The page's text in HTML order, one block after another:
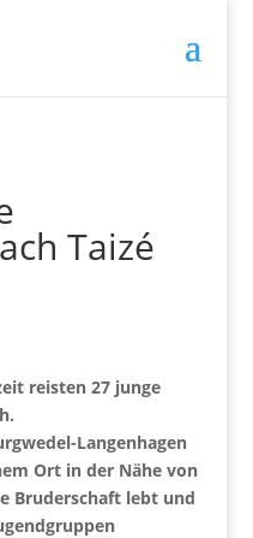
Taizé
reisten 27 junge
Langenhagen
Ort in der Nähe von
Bruderschaft lebt und